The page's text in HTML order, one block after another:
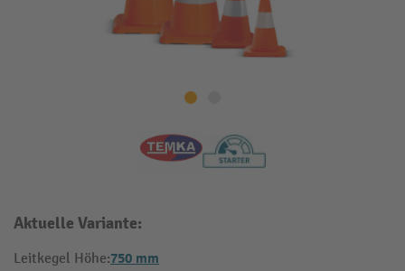
Aktuelle Variante:
Leitkegel Höhe:750 mm